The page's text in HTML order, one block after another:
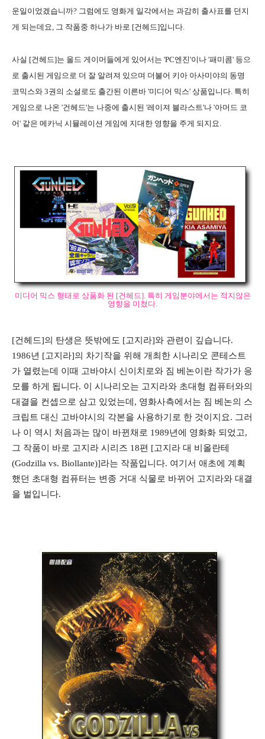
운일이었겠습니까? 그럼에도 영화게 일각에서는 과감히 출사표를 던지
게 되는데요, 그 작품중 하나가 바로 [건헤드]입니다.
사실 [건헤드]는 올드 게이머들에게 있어서는 'PC엔진'이나 '패미콤' 등으
로 출시된 게임으로 더 잘 알려져 있으며 더불어 키아 아사미야의 동명
코믹스와 3권의 소설로도 출간된 이른바 '미디어 믹스' 상품입니다. 특히
게임으로 나온 '건헤드'는 나중에 출시된 '레이져 블라스트'나 '아머드 코
어' 같은 메카닉 시뮬레이션 게임에 지대한 영향을 주게 되지요.
미디어 믹스 형태로 상품화 된 [건헤드]. 특히 게임분야에서는 적지않은
영향을 미쳤다.
[건헤드]의 탄생은 뜻밖에도 [고지라]와 관련이 깊습니다.
1986년 [고지라]의 차기작을 위해 개최한 시나리오 콘테스트
가 열렸는데 이때 고바야시 신이치로와 짐 베논이란 작가가 응
모를 하게 됩니다. 이 시나리오는 고지라와 초대형 컴퓨터와의
대결을 컨셉으로 삼고 있었는데, 영화사측에서는 짐 베논의 스
크립트 대신 고바야시의 각본을 사용하기로 한 것이지요. 그러
나 이 역시 처음과는 많이 바뀐채로 1989년에 영화화 되었고,
그 작품이 바로 고지라 시리즈 18편 [고지라 대 비올란테
(Godzilla vs. Biollante)]라는 작품입니다. 여기서 애초에 계획
했던 초대형 컴퓨터는 변종 거대 식물로 바뀌어 고지라와 대결
을 벌입니다.